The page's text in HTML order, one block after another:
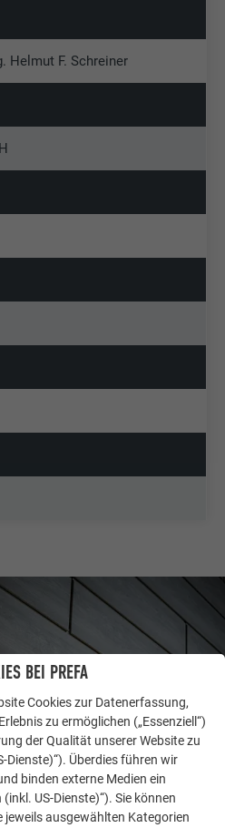
Helmut F. Schreiner
BEI PREFA
Cookies zur Datenerfassung,
zu ermöglichen („Essenziell“)
der Qualität unserer Website zu
Dienste)“). Überdies führen wir
binden externe Medien ein
US-Dienste)“). Sie können
jeweils ausgewählten Kategorien